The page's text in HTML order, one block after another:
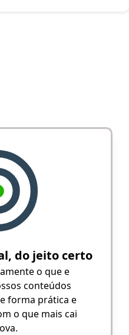
do jeito certo
o que e
conteúdos
forma prática e
o que mais cai